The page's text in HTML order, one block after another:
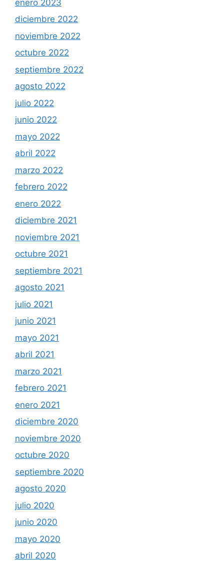
enero 2023
diciembre 2022
noviembre 2022
octubre 2022
septiembre 2022
agosto 2022
julio 2022
junio 2022
mayo 2022
abril 2022
marzo 2022
febrero 2022
enero 2022
diciembre 2021
noviembre 2021
octubre 2021
septiembre 2021
agosto 2021
julio 2021
junio 2021
mayo 2021
abril 2021
marzo 2021
febrero 2021
enero 2021
diciembre 2020
noviembre 2020
octubre 2020
septiembre 2020
agosto 2020
julio 2020
junio 2020
mayo 2020
abril 2020